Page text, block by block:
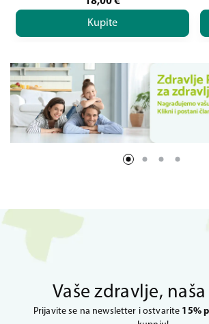
Kupite
Vaše zdravlje,
Prijavite se na newsletter i ostvarite 15%